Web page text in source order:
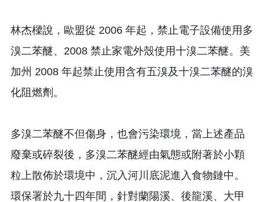
林杰樑說，歐盟從 2006 年起，禁止電子設備使用多
溴二苯醚、2008 禁止家電外殼使用十溴二苯醚。美
加州 2008 年起禁止使用含有五溴及十溴二苯醚的溴
化阻燃劑。
多溴二苯醚不但傷身，也會污染環境，當上述產品
廢棄或碎裂後，多溴二苯醚經由氣態或附著於小顆
粒上散佈於環境中，沉入河川底泥進入食物鏈中。
環保署於九十四年間，針對蘭陽溪、後龍溪、大甲